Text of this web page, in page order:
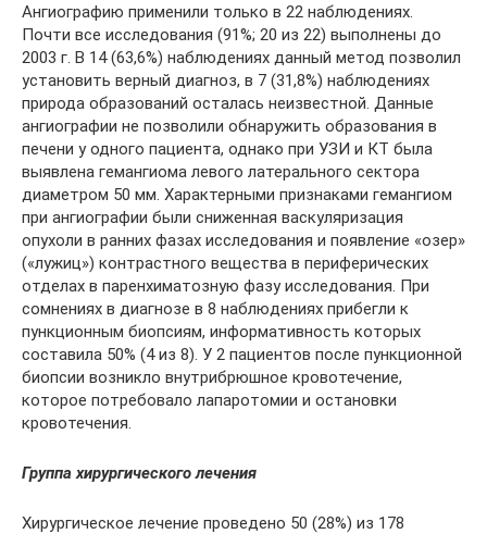
Ангиографию применили только в 22 наблюдениях.
Почти все исследования (91%; 20 из 22) выполнены до
2003 г. В 14 (63,6%) наблюдениях данный метод позволил
установить верный диагноз, в 7 (31,8%) наблюдениях
природа образований осталась неизвестной. Данные
ангиографии не позволили обнаружить образования в
печени у одного пациента, однако при УЗИ и КТ была
выявлена гемангиома левого латерального сектора
диаметром 50 мм. Характерными признаками гемангиом
при ангиографии были сниженная васкуляризация
опухоли в ранних фазах исследования и появление «озер»
(«лужиц») контрастного вещества в периферических
отделах в паренхиматозную фазу исследования. При
сомнениях в диагнозе в 8 наблюдениях прибегли к
пункционным биопсиям, информативность которых
составила 50% (4 из 8). У 2 пациентов после пункционной
биопсии возникло внутрибрюшное кровотечение,
которое потребовало лапаротомии и остановки
кровотечения.
Группа хирургического лечения
Хирургическое лечение проведено 50 (28%) из 178